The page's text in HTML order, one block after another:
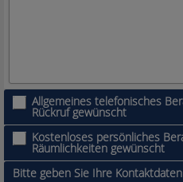
Allgemeines telefonisches
Rückruf gewünscht
Kostenloses persönliches
Räumlichkeiten gewünscht
Bitte geben Sie Ihre